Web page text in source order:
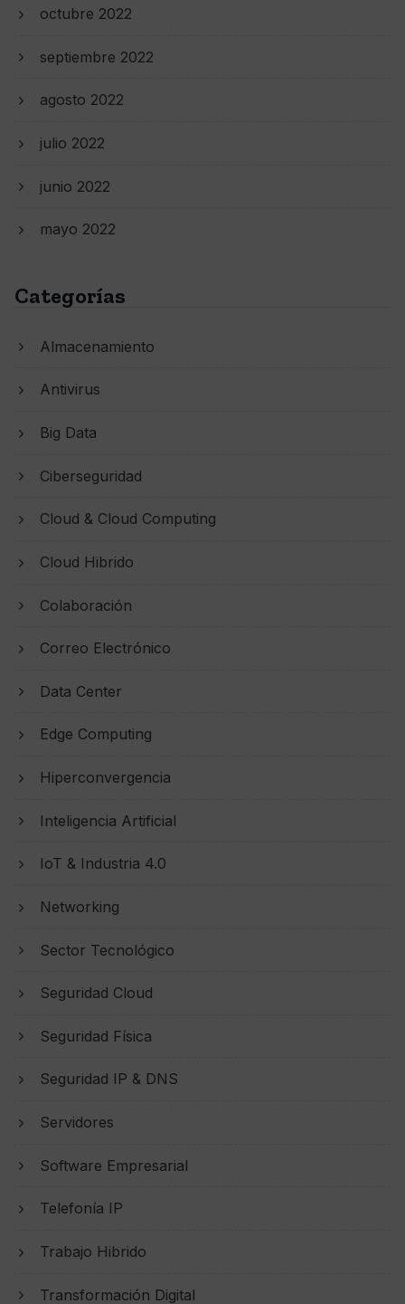
octubre 2022
septiembre 2022
agosto 2022
julio 2022
junio 2022
mayo 2022
Categorías
Almacenamiento
Antivirus
Big Data
Ciberseguridad
Cloud & Cloud Computing
Cloud Hibrido
Colaboración
Correo Electrónico
Data Center
Edge Computing
Hiperconvergencia
Inteligencia Artificial
IoT & Industria 4.0
Networking
Sector Tecnológico
Seguridad Cloud
Seguridad Física
Seguridad IP & DNS
Servidores
Software Empresarial
Telefonía IP
Trabajo Hibrido
Transformación Digital